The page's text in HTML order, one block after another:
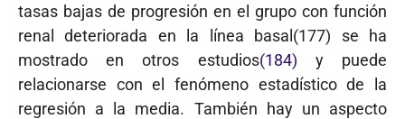
tasas bajas de progresión en el grupo con función
renal deteriorada en la línea basal(177) se ha
mostrado en otros estudios(184) y puede
relacionarse con el fenómeno estadístico de la
regresión a la media. También hay un aspecto